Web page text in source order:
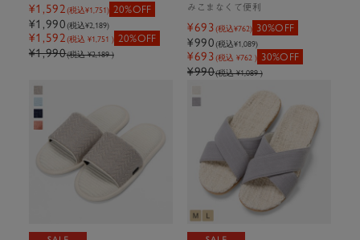
¥1,592(税込¥1,751) 20%OFF
¥1,990(税込¥2,189)
¥1,592(税込 ¥1,751 ) 20%OFF
¥1,990(税込 ¥2,189 )
みこまなくて便利
¥693(税込¥762) 30%OFF
¥990(税込¥1,089)
¥693(税込 ¥762 ) 30%OFF
¥990(税込 ¥1,089 )